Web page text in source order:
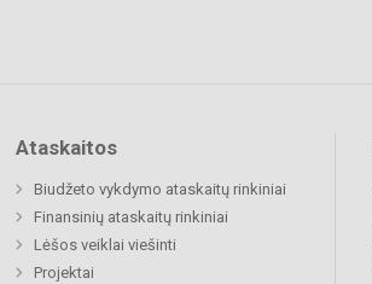
Ataskaitos
Biudžeto vykdymo ataskaitų rinkiniai
Finansinių ataskaitų rinkiniai
Lėšos veiklai viešinti
Projektai